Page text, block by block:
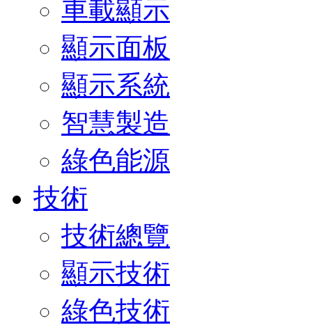
車載顯示
顯示面板
顯示系統
智慧製造
綠色能源
技術
技術總覽
顯示技術
綠色技術